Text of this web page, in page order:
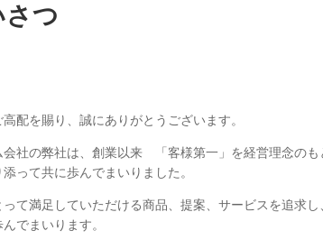
つ
配を賜り、誠にありがとうございます。
会社の弊社は、創業以来 「客様第一」を経営理念のも
って共に歩んでまいりました。
って満足していただける商品、提案、サービスを追求
でまいります。